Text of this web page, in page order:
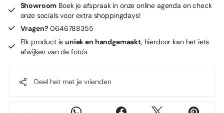
Showroom Boek je afspraak in onze online agenda en check
onze socials voor extra shoppingdays!
Vragen? 0646788355
Elk product isuniek en handgemaakt, hierdoor kan het iets
afwijken van de foto's
Deel het met je vrienden